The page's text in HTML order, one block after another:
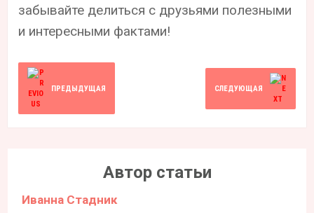
забывайте делиться с друзьями полезными
и интересными фактами!
ПРЕДЫДУЩАЯ СЛЕДУЮЩАЯ
Автор статьи
Иванна Стадник